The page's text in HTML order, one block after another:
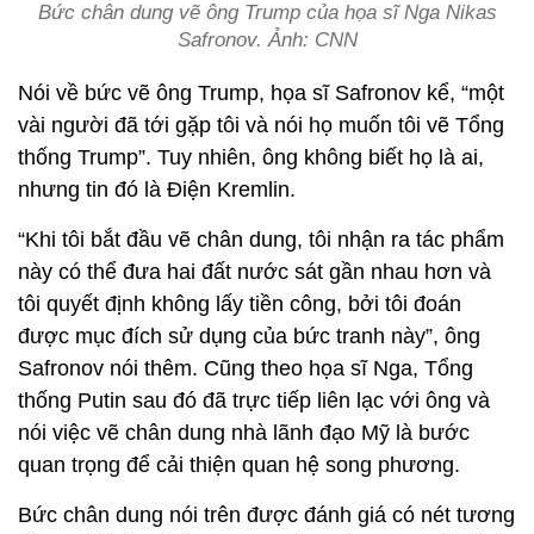
Bức chân dung vẽ ông Trump của họa sĩ Nga Nikas
Safronov. Ảnh: CNN
Nói về bức vẽ ông Trump, họa sĩ Safronov kể, “một
vài người đã tới gặp tôi và nói họ muốn tôi vẽ Tổng
thống Trump”. Tuy nhiên, ông không biết họ là ai,
nhưng tin đó là Điện Kremlin.
“Khi tôi bắt đầu vẽ chân dung, tôi nhận ra tác phẩm
này có thể đưa hai đất nước sát gần nhau hơn và
tôi quyết định không lấy tiền công, bởi tôi đoán
được mục đích sử dụng của bức tranh này”, ông
Safronov nói thêm. Cũng theo họa sĩ Nga, Tổng
thống Putin sau đó đã trực tiếp liên lạc với ông và
nói việc vẽ chân dung nhà lãnh đạo Mỹ là bước
quan trọng để cải thiện quan hệ song phương.
Bức chân dung nói trên được đánh giá có nét tương